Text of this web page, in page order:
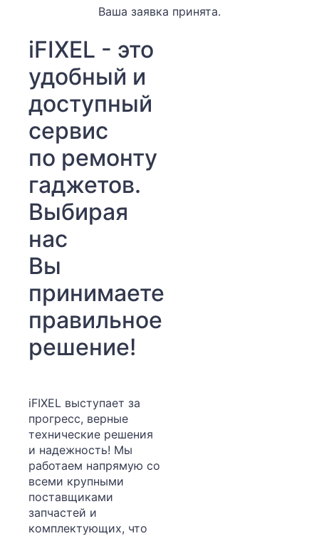
Ваша заявка принята.
iFIXEL - это
удобный и
доступный
сервис
по ремонту
гаджетов.
Выбирая
нас
Вы
принимаете
правильное
решение!
iFIXEL выступает за
прогресс, верные
технические решения
и надежность! Мы
работаем напрямую со
всеми крупными
поставщиками
запчастей и
комплектующих, что